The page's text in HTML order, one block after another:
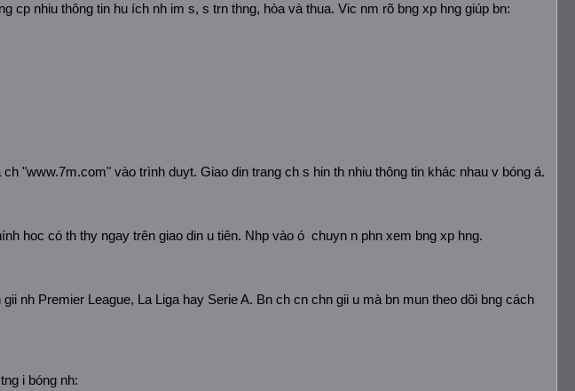
cp nhiu thông tin hu ích nh im s, s trn thng, hòa và thua. Vic nm rõ bng xp hng giúp bn:
ch "www.7m.com" vào trình duyt. Giao din trang ch s hin th nhiu thông tin khác nhau v bóng á.
hoc có th thy ngay trên giao din u tiên. Nhp vào ó  chuyn n phn xem bng xp hng.
nh Premier League, La Liga hay Serie A. Bn ch cn chn gii u mà bn mun theo dõi bng cách
i bóng nh: